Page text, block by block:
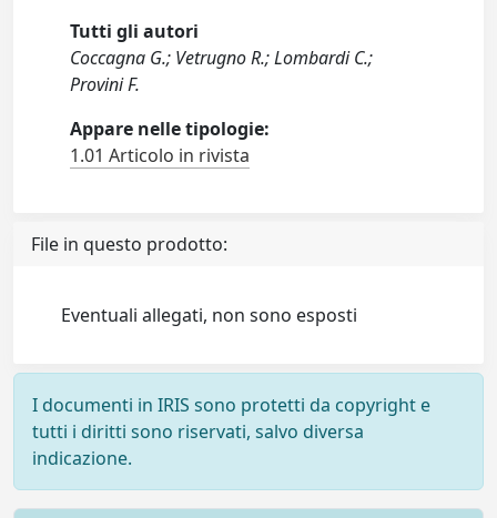
Tutti gli autori
Coccagna G.; Vetrugno R.; Lombardi C.;
Provini F.
Appare nelle tipologie:
1.01 Articolo in rivista
File in questo prodotto:
Eventuali allegati, non sono esposti
I documenti in IRIS sono protetti da copyright e
tutti i diritti sono riservati, salvo diversa
indicazione.